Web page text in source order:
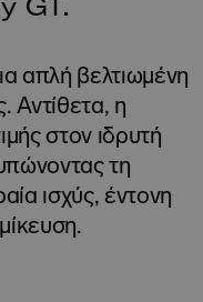
απλή βελτιωμένη
Αντίθετα, η
στον ιδρυτή
τη
ισχύς, έντονη